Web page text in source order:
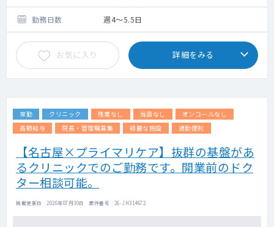
害、認知症、アルコール依存症等が多いです
病棟管理：25～30床程度/名
・3年目（非指定医）：1200万円（週5日、当
直4回／月の手当を含む）※ご経験等によりご
相談の上決定いたします
勤務日数 週4～5.5日
お気に入り 詳細をみる
常勤 クリニック 残業なし 当直なし
オンコールなし
高額給与
院長・管理職募集 綺麗な施設 通勤便利
【名古屋×プライマリケア】抜群の基盤があ
るクリニックでのご勤務です。開業前のドク
ター相談可能。
掲載更新日 : 2026年07月30日 案件番号 : 26-JH314672